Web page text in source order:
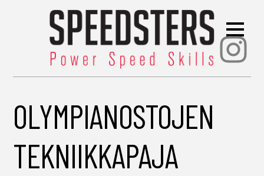
OLYMPIANOSTOJEN
TEKNIIKKAPAJA